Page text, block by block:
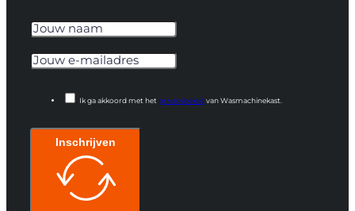
Ik ga akkoord met het privacybeleid van Wasmachinekast.
Inschrijven